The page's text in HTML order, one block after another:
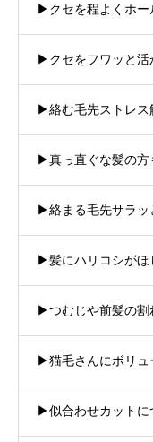
▶︎クセを程よくホー
▶︎クセをフワッと活
▶︎絡む毛先ストレス
▶︎真っ直ぐな髪の方
▶︎絡まる毛先サラッ
▶︎髪にハリコシがほ
▶︎つむじや前髪の割
▶︎猫毛さんにボリュ
▶︎似合わせカットに